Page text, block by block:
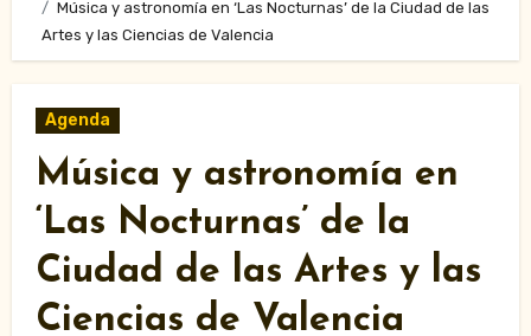
Música y astronomía en ‘Las Nocturnas’ de la Ciudad de las
Artes y las Ciencias de Valencia
Agenda
Música y astronomía en
‘Las Nocturnas’ de la
Ciudad de las Artes y las
Ciencias de Valencia